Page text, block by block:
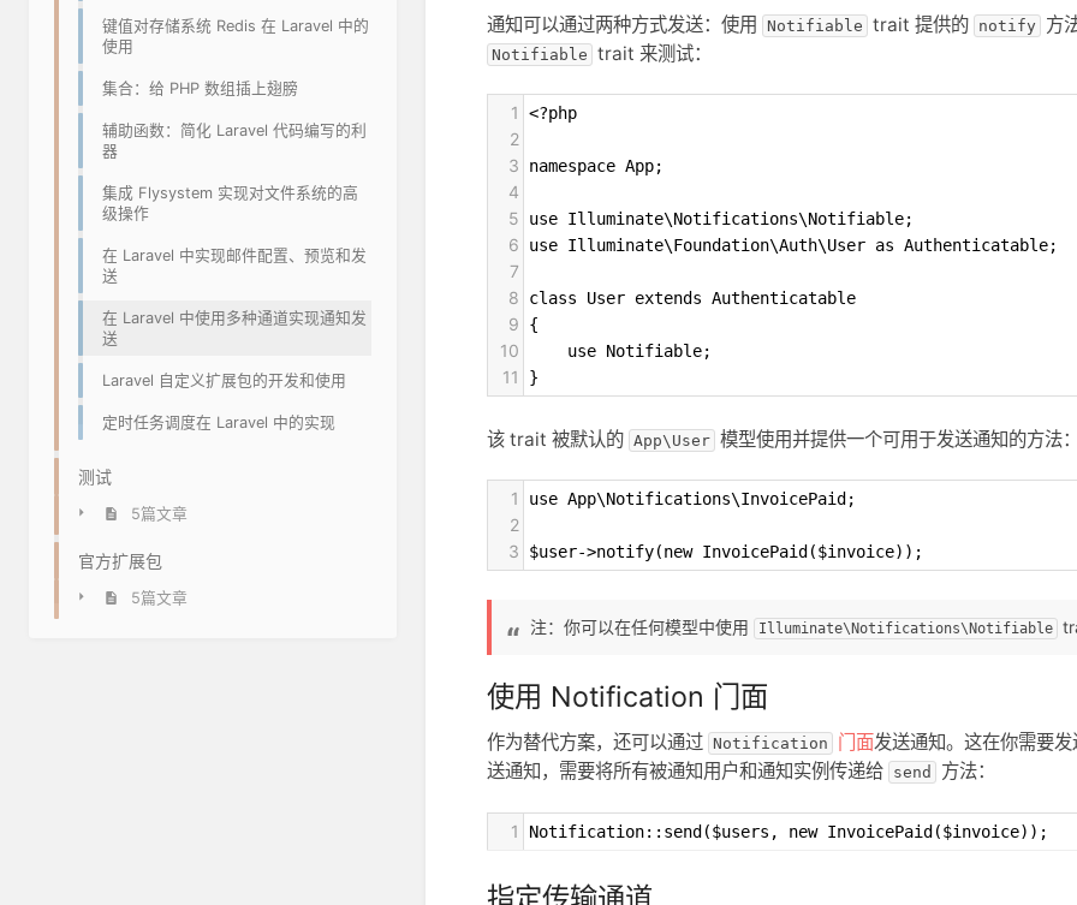
键值对存储系统 Redis 在 Laravel 中的
使用
集合：给 PHP 数组插上翅膀
辅助函数：简化 Laravel 代码编写的利
器
集成 Flysystem 实现对文件系统的高
级操作
在 Laravel 中实现邮件配置、预览和发
送
在 Laravel 中使用多种通道实现通知发
送
Laravel 自定义扩展包的开发和使用
定时任务调度在 Laravel 中的实现
测试
5篇文章
官方扩展包
5篇文章
通知可以通过两种方式发送：使用 Notifiable trait 提供的 notify 方
Notifiable trait 来测试：
1 <?php
2
3
namespace App;
4
5
use Illuminate\Notifications\Notifiable;
6 use Illuminate\Foundation\Auth\User as Authenticatable;
7
8
class User extends Authenticatable
9 {
10
    use Notifiable;
11 }
该 trait 被默认的 App\User 模型使用并提供一个可用于发送通知的方法
1 use App\Notifications\InvoicePaid;
2
3
$user->notify(new InvoicePaid($invoice));
注：你可以在任何模型中使用 Illuminate\Notifications\Notifiable
使用 Notification 门面
作为替代方案，还可以通过 Notification 门面发送通知。这在你需要
送通知，需要将所有被通知用户和通知实例传递给 send 方法：
1 Notification::send($users, new InvoicePaid($invoice));
指定传输通道